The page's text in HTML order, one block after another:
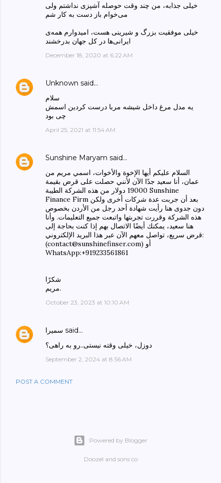
خیلی جذابه، من چند وقت حوصله آشپزی نداشتم ولی
می‌خوام باز دست به کار شم
خیلی موفقیت بزرگ و شیرینی هست، امیدوارم همه‌ی
ایرانی‌ها در کل جهان بدرخشند
December 18, 2020 at 6:22 AM
Unknown said…
سلام
یه مدل مرغ داخل شیشه مربا درست کردین اسمش
چی بود
April 25, 2021 at 11:54 AM
Sunshine Maryam said…
السلام عليكم أيها الإخوة والأخوات، اسمي مريم من
عمان، أنا سعيد جدًا الآن لأنني حصلت على قرض بقيمة
19000 دولار من هذه الشركة الطيبة Sunshine
Finance Firm بعد أن جربت عدة شركات أخرى ولكن
دون جدوى هنا رأيت شهادة أحد رجل من الأردن بخصوص
هذه الشركة وقررت تجربتها واتبعت جميع التعليمات. وأنا
هنا سعيد، يمكنك أيضًا الاتصال بهم إذا كنت بحاجة إلى
قرض سريع، تواصل معهم الآن عبر هذا البريد الإلكتروني:
(contact@sunshinefinser.com) أو
WhatsApp:+919233561861
شكرًا
مريم.
October 23, 2023 at 10:10 AM
سمیرا said…
دوزل، خیلی وقته نیستی..رو به راهی؟
September 2, 2024 at 8:56 AM
POST A COMMENT
Powered by Blogger
Doozel and sons co